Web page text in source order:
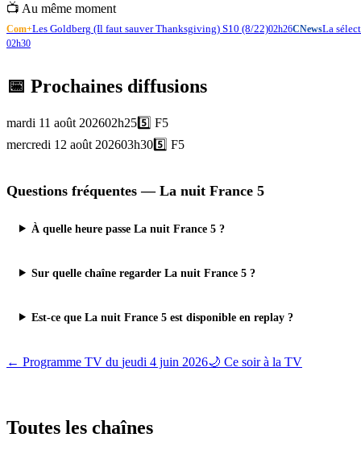
📺 Au même moment
Com+Les Goldberg (Il faut sauver Thanksgiving) S10 (8/22)02h26CNewsLa
02h30
📅 Prochaines diffusions
mardi 11 août 202602h255️⃣ F5
mercredi 12 août 202603h305️⃣ F5
Questions fréquentes — La nuit France 5
À quelle heure passe La nuit France 5 ?
Sur quelle chaîne regarder La nuit France 5 ?
Est-ce que La nuit France 5 est disponible en replay ?
← Programme TV du jeudi 4 juin 2026🌙 Ce soir à la TV
Toutes les chaînes